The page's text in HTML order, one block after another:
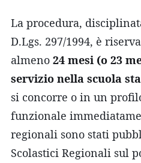
La procedura,
D.Lgs. 297/1994, è
almeno 24 mesi (o 23
servizio nella scuola
si concorre o in un
funzionale
regionali sono stati
Scolastici Regionali sul